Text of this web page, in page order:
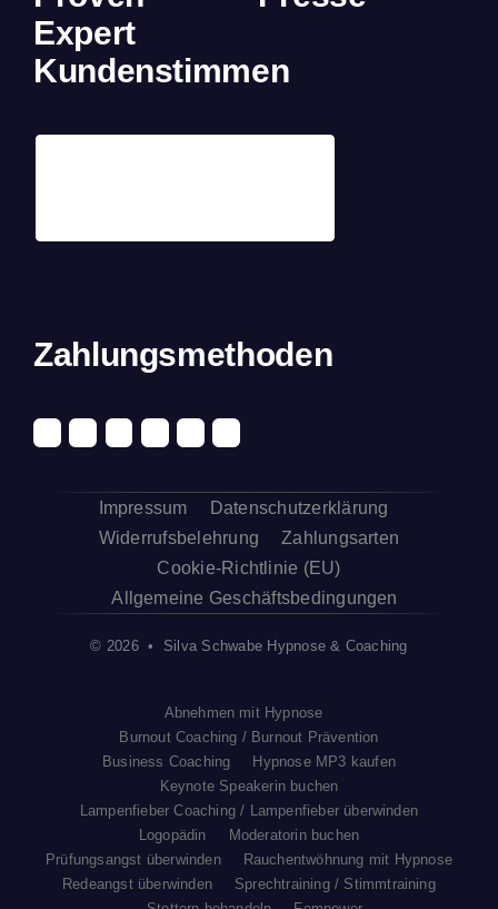
Expert
Kundenstimmen
Zahlungsmethoden
Impressum
Datenschutzerklärung
Widerrufsbelehrung
Zahlungsarten
Cookie-Richtlinie (EU)
Allgemeine Geschäftsbedingungen
© 2026 • Silva Schwabe Hypnose & Coaching
Abnehmen mit Hypnose
Burnout Coaching / Burnout Prävention
Business Coaching
Hypnose MP3 kaufen
Keynote Speakerin buchen
Lampenfieber Coaching / Lampenfieber überwinden
Logopädin
Moderatorin buchen
Prüfungsangst überwinden
Rauchentwöhnung mit Hypnose
Redeangst überwinden
Sprechtraining / Stimmtraining